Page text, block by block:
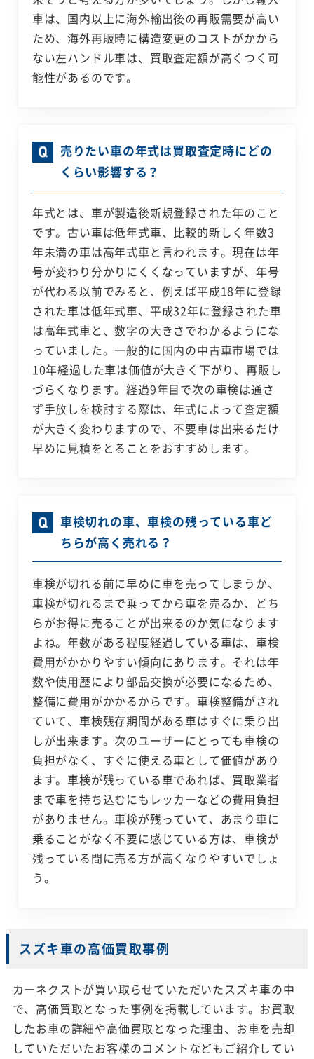
車は、国内以上に海外輸出後の再販需要が高い
ため、海外再販時に構造変更のコストがかから
ない左ハンドル車は、買取査定額が高くつく可
能性があるのです。
売りたい車の年式は買取査定時にどの
くらい影響する？
年式とは、車が製造後新規登録された年のこと
です。古い車は低年式車、比較的新しく年数3
年未満の車は高年式車と言われます。現在は年
号が変わり分かりにくくなっていますが、年号
が代わる以前でみると、例えば平成18年に登録
された車は低年式車、平成32年に登録された車
は高年式車と、数字の大きさでわかるようにな
っていました。一般的に国内の中古車市場では
10年経過した車は価値が大きく下がり、再販し
づらくなります。経過9年目で次の車検は通さ
ず手放しを検討する際は、年式によって査定額
が大きく変わりますので、不要車は出来るだけ
早めに見積をとることをおすすめします。
車検切れの車、車検の残っている車ど
ちらが高く売れる？
車検が切れる前に早めに車を売ってしまうか、
車検が切れるまで乗ってから車を売るか、どち
らがお得に売ることが出来るのか気になります
よね。年数がある程度経過している車は、車検
費用がかかりやすい傾向にあります。それは年
数や使用歴により部品交換が必要になるため、
整備に費用がかかるからです。車検整備がされ
ていて、車検残存期間がある車はすぐに乗り出
しが出来ます。次のユーザーにとっても車検の
負担がなく、すぐに使える車として価値があり
ます。車検が残っている車であれば、買取業者
まで車を持ち込むにもレッカーなどの費用負担
がありません。車検が残っていて、あまり車に
乗ることがなく不要に感じている方は、車検が
残っている間に売る方が高くなりやすいでしょ
う。
スズキ車の高価買取事例
カーネクストが買い取らせていただいたスズキ車の中
で、高価買取となった事例を掲載しています。お買取
したお車の詳細や高価買取となった理由、お車を売却
していただいたお客様のコメントなどもご紹介してい